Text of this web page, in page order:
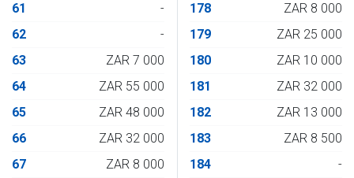
61
-
62
-
63
ZAR 7 000
64
ZAR 55 000
65
ZAR 48 000
66
ZAR 32 000
67
ZAR 8 000
178
ZAR 8 000
179
ZAR 25 000
180
ZAR 10 000
181
ZAR 32 000
182
ZAR 13 000
183
ZAR 8 500
184
-